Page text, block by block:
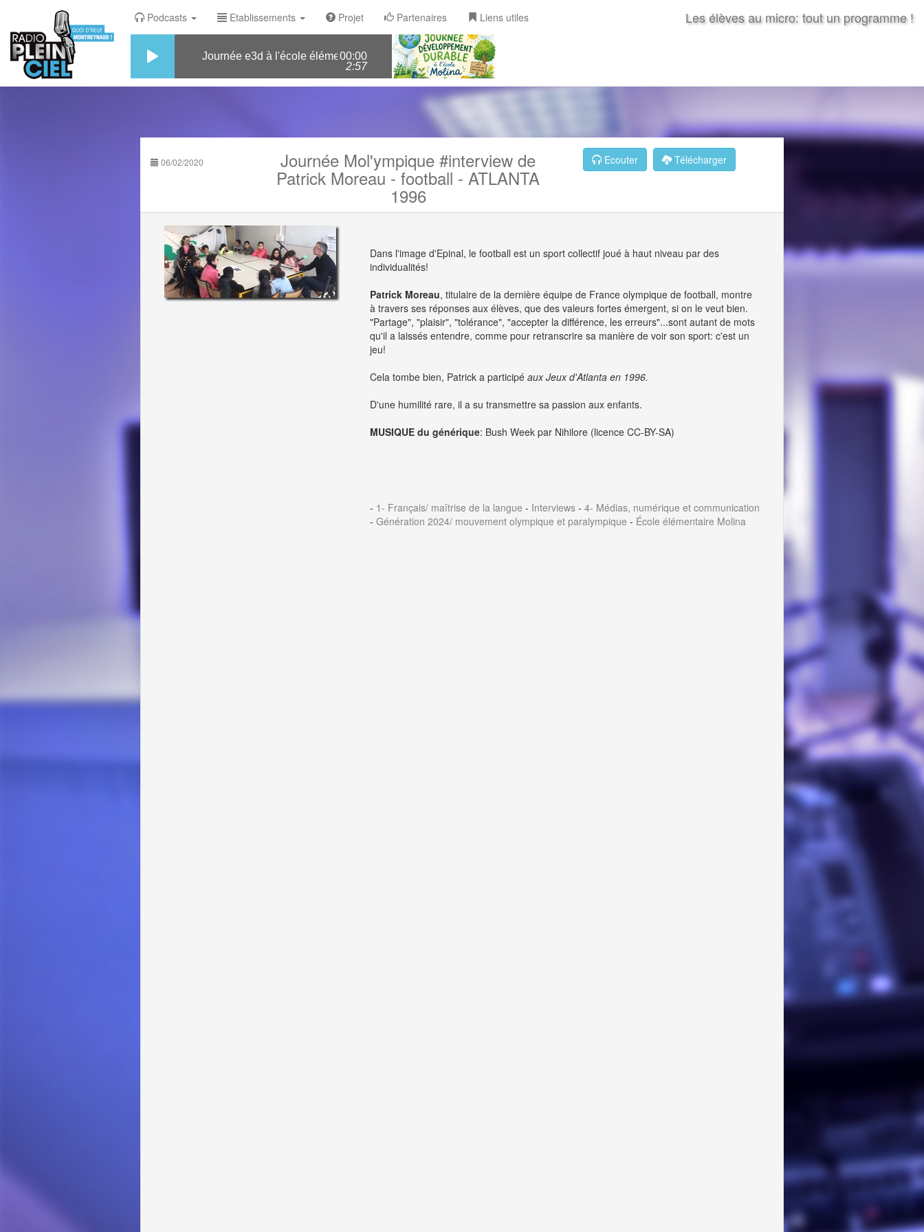
Podcasts Etablissements Projet Partenaires Liens utiles Les élèves au micro: tout un programme !
2:57
00:00
Journée e3d à l'école élémentaire molina> pourquoi il ne faut pas tuer les abeilles?
06/02/2020 Journée Mol'ympique #interview de
Patrick Moreau - football - ATLANTA
1996
Ecouter Télécharger
Dans l'image d'Epinal, le football est un sport collectif joué à haut niveau par des
individualités!
Patrick Moreau, titulaire de la dernière équipe de France olympique de football, montre
à travers ses réponses aux élèves, que des valeurs fortes émergent, si on le veut bien.
"Partage", "plaisir", "tolérance", "accepter la différence, les erreurs"...sont autant de mots
qu'il a laissés entendre, comme pour retranscrire sa manière de voir son sport: c'est un
jeu!
Cela tombe bien, Patrick a participé aux Jeux d'Atlanta en 1996.
D'une humilité rare, il a su transmettre sa passion aux enfants.
MUSIQUE du générique: Bush Week par Nihilore (licence CC-BY-SA)
- 1- Français/ maîtrise de la langue - Interviews- 4- Médias, numérique et communication
- Génération 2024/ mouvement olympique et paralympique - École élémentaire Molina